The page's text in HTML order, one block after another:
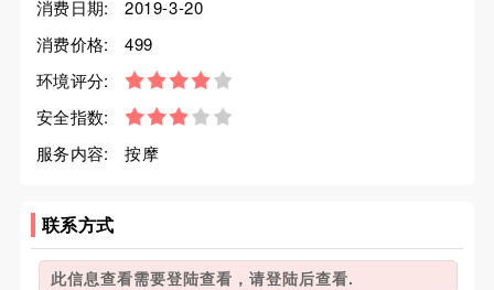
消费日期:
2019-3-20
消费价格:
499
环境评分:
安全指数:
服务内容:
按摩
联系方式
此信息查看需要登陆查看，请登陆后查看.